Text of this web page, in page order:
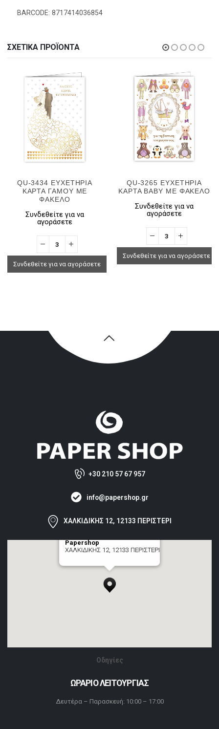
BARCODE: 8717414036854
ΣΧΕΤΙΚΆ ΠΡΟΪΌΝΤΑ
QU-3434 ΕΥΧΕΤΗΡΙΑ
ΚΑΡΤΑ ΓΑΜΟΥ ΜΕ
ΦΑΚΕΛΟ
Συνδεθείτε για να
αγοράσετε
Συνδεθείτε για να αγοράσετε
QU-3265 ΕΥΧΕΤΗΡΙΑ
ΚΑΡΤΑ BABY ΜΕ ΦΑΚΕΛΟ
Συνδεθείτε για να
αγοράσετε
Συνδεθείτε για να αγοράσετε
+30 210 57 67 957
info@papershop.gr
ΧΑΛΚΙΔΙΚΗΣ 12, 12133 ΠΕΡΙΣΤΕΡΙ
Papershop
ΧΑΛΚΙΔΙΚΗΣ 12, 12133 ΠΕΡΙΣΤΕΡΙ
Οδηγίες
ΩΡΑΡΙΟ ΛΕΙΤΟΥΡΓΙΑΣ
Δευτέρα – Παρασκευή: 10:00 – 17:00